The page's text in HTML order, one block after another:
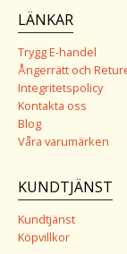
LÄNKAR
Trygg E-handel
Ångerrätt och
Integritetspolicy
Kontakta oss
Blog
Våra varumärken
KUNDTJÄNST
Kundtjänst
Köpvillkor